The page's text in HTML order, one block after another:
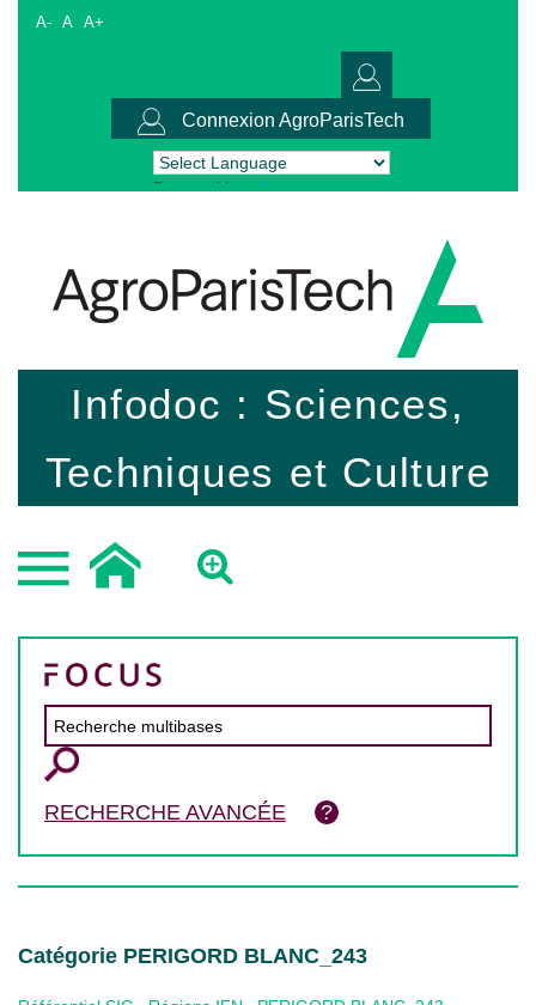
A- A A+
Connexion AgroParisTech
Powered by Translate
Infodoc : Sciences,
Techniques et Culture
RECHERCHE AVANCÉE
Catégorie PERIGORD BLANC_243